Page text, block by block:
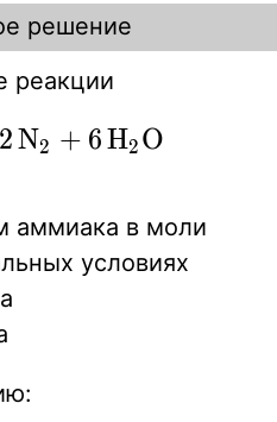
решение
реакции
2NX
2 + 6HX
2 O
аммиака в моли
условиях